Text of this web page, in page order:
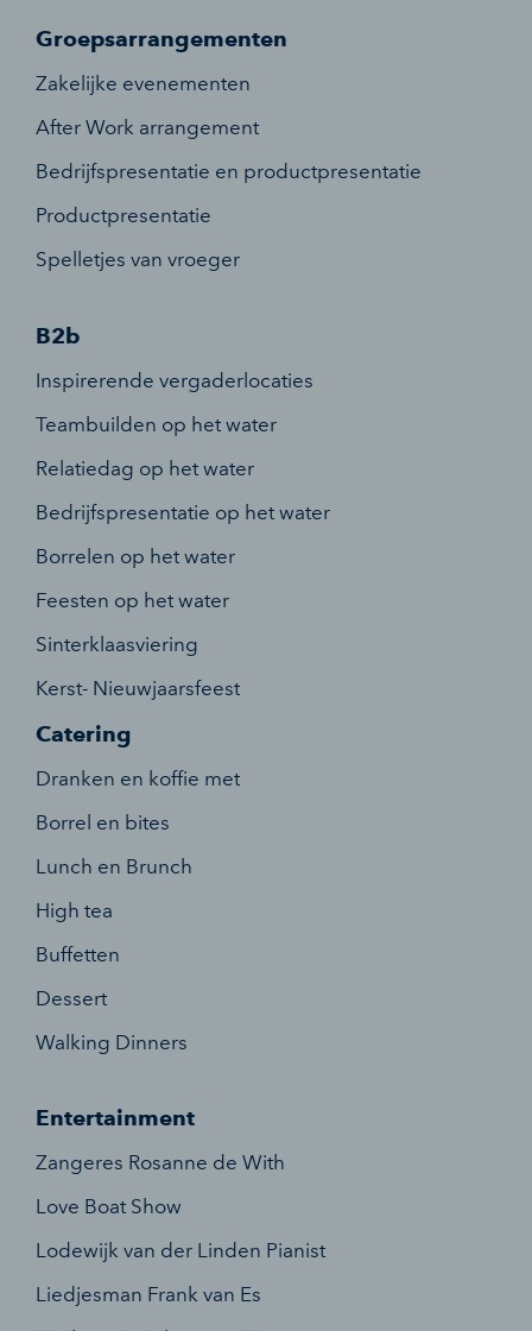
Groepsarrangementen
Zakelijke evenementen
After Work arrangement
Bedrijfspresentatie en productpresentatie
Productpresentatie
Spelletjes van vroeger
B2b
Inspirerende vergaderlocaties
Teambuilden op het water
Relatiedag op het water
Bedrijfspresentatie op het water
Borrelen op het water
Feesten op het water
Sinterklaasviering
Kerst- Nieuwjaarsfeest
Catering
Dranken en koffie met
Borrel en bites
Lunch en Brunch
High tea
Buffetten
Dessert
Walking Dinners
Entertainment
Zangeres Rosanne de With
Love Boat Show
Lodewijk van der Linden Pianist
Liedjesman Frank van Es